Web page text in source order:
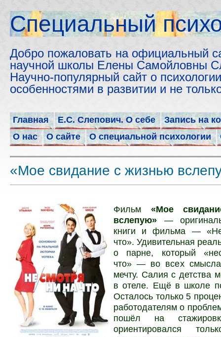
Cпециальный
Добро пожаловать на официальный
научной школы Елены Самойловны
Научно-популярный сайт о
особенностями в развитии и не
Главная Е.С. Слепович. О себе
Запись на
О нас
О сайте О специальной психологии
«Мое свидание с жизнью
Фильм «Мое
вслепую» —
книги и фильма —
что». Удивительная
о парне, который
что» — во всех
мечту. Салия с детства
в отеле. Ещё в школе
Осталось только 5
работодателям о
пошёл на
ориентировался